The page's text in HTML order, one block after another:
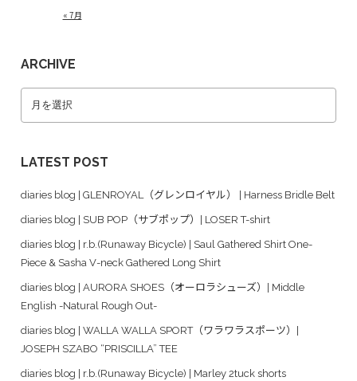
« 7月
ARCHIVE
LATEST POST
diaries blog | GLENROYAL（グレンロイヤル） | Harness Bridle Belt
diaries blog | SUB POP（サブポップ）| LOSER T-shirt
diaries blog | r.b.(Runaway Bicycle) | Saul Gathered Shirt One-
Piece & Sasha V-neck Gathered Long Shirt
diaries blog | AURORA SHOES（オーロラシューズ）| Middle
English -Natural Rough Out-
diaries blog | WALLA WALLA SPORT（ワラワラスポーツ）|
JOSEPH SZABO “PRISCILLA” TEE
diaries blog | r.b.(Runaway Bicycle) | Marley 2tuck shorts